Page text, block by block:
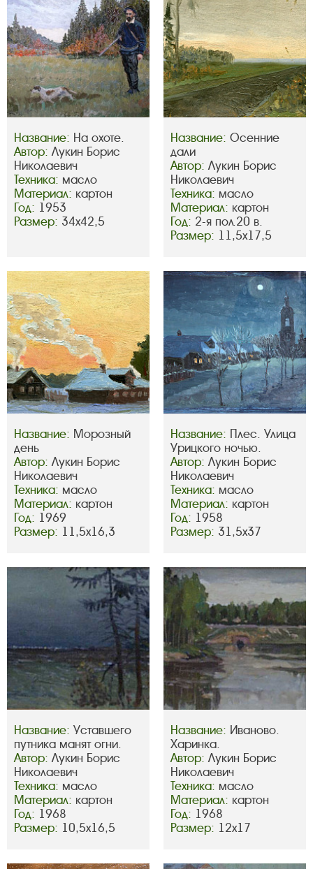
Название: На охоте.
Автор: Лукин Борис
Николаевич
Техника: масло
Материал: картон
Год: 1953
Размер: 34х42,5
Название: Осенние
дали
Автор: Лукин Борис
Николаевич
Техника: масло
Материал: картон
Год: 2-я пол.20 в.
Размер: 11,5х17,5
Название: Морозный
день
Автор: Лукин Борис
Николаевич
Техника: масло
Материал: картон
Год: 1969
Размер: 11,5х16,3
Название: Плес. Улица
Урицкого ночью.
Автор: Лукин Борис
Николаевич
Техника: масло
Материал: картон
Год: 1958
Размер: 31,5х37
Название: Уставшего
путника манят огни.
Автор: Лукин Борис
Николаевич
Техника: масло
Материал: картон
Год: 1968
Размер: 10,5х16,5
Название: Иваново.
Харинка.
Автор: Лукин Борис
Николаевич
Техника: масло
Материал: картон
Год: 1968
Размер: 12х17